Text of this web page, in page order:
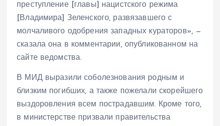
преступление [главы] нацистского режима
[Владимира] Зеленского, развязавшего с
молчаливого одобрения западных кураторов», —
сказала она в комментарии, опубликованном на
сайте ведомства.
В МИД выразили соболезнования родным и
близким погибших, а также пожелали скорейшего
выздоровления всем пострадавшим. Кроме того,
в министерстве призвали правительства